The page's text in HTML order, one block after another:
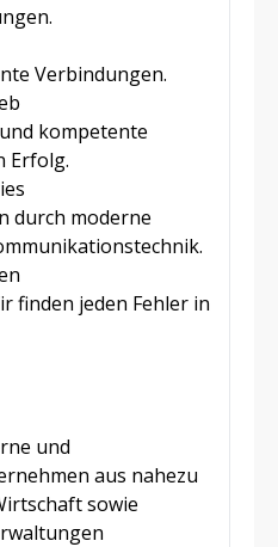
Verbindungen.
kompetente
Erfolg.
durch moderne
finden jeden Fehler in
und
aus nahezu
sowie